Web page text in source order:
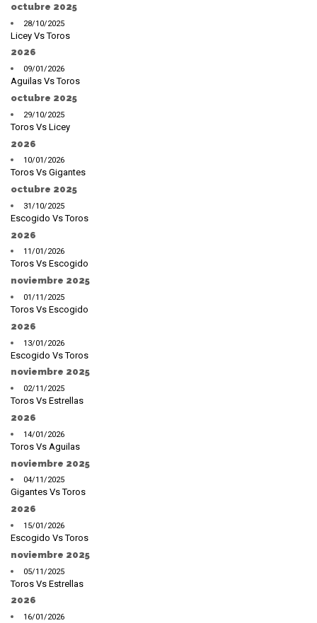
octubre 2025
28/10/2025
Licey Vs Toros
2026
09/01/2026
Aguilas Vs Toros
octubre 2025
29/10/2025
Toros Vs Licey
2026
10/01/2026
Toros Vs Gigantes
octubre 2025
31/10/2025
Escogido Vs Toros
2026
11/01/2026
Toros Vs Escogido
noviembre 2025
01/11/2025
Toros Vs Escogido
2026
13/01/2026
Escogido Vs Toros
noviembre 2025
02/11/2025
Toros Vs Estrellas
2026
14/01/2026
Toros Vs Aguilas
noviembre 2025
04/11/2025
Gigantes Vs Toros
2026
15/01/2026
Escogido Vs Toros
noviembre 2025
05/11/2025
Toros Vs Estrellas
2026
16/01/2026